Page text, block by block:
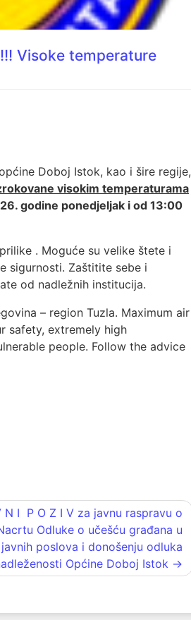
Visoke temperature
Doboj Istok, kao i šire regije,
visokim temperaturama
godine ponedjeljak i od 13:00
. Moguće su velike štete i
sigurnosti. Zaštitite sebe i
od nadležnih institucija.
– region Tuzla. Maximum air
safety, extremely high
people. Follow the advice
N I P O Z I V za javnu raspravu o
Odluke o učešću građana u
poslova i donošenju odluka
Općine Doboj Istok